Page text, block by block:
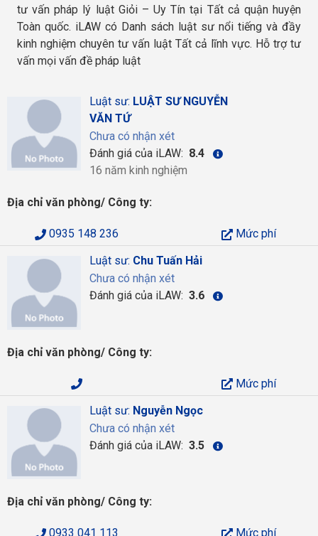
tư vấn pháp lý luật Giỏi – Uy Tín tại Tất cả quận huyện
Toàn quốc. iLAW có Danh sách luật sư nổi tiếng và đầy
kinh nghiệm chuyên tư vấn luật Tất cả lĩnh vực. Hỗ trợ tư
vấn mọi vấn đề pháp luật
Luật sư: LUẬT SƯ NGUYỄN
VĂN TỨ
Chưa có nhận xét
Đánh giá của iLAW: 8.4
16 năm kinh nghiệm
Địa chỉ văn phòng/ Công ty:
0935 148 236
Mức phí
Luật sư: Chu Tuấn Hải
Chưa có nhận xét
Đánh giá của iLAW: 3.6
Địa chỉ văn phòng/ Công ty:
Mức phí
Luật sư: Nguyễn Ngọc
Chưa có nhận xét
Đánh giá của iLAW: 3.5
Địa chỉ văn phòng/ Công ty:
0933 041 113 Mức phí